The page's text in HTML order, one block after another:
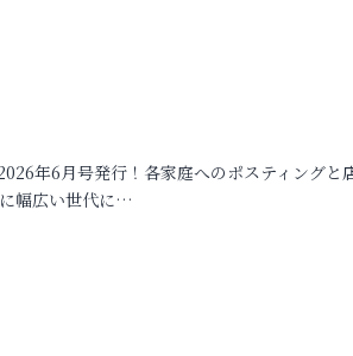
年6月号発行！各家庭へのポスティングと
幅広い世代に…